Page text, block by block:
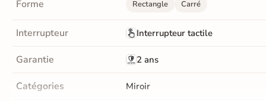
Terre
cuite &
tomette
Parement
Forme Rectangle Carré
Interrupteur Interrupteur tactile
Garantie 2 ans
Catégories Miroir